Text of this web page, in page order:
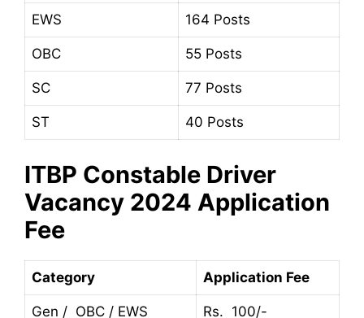
EWS 164 Posts
OBC 55 Posts
SC 77 Posts
ST 40 Posts
ITBP Constable Driver
Vacancy 2024 Application
Fee
Category Application Fee
Gen / OBC / EWS Rs. 100/-